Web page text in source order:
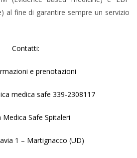
al fine di garantire sempre un servizio
Contatti:
e prenotazioni
medica safe 339-2308117
Medica Safe Spitaleri
1 – Martignacco (UD)